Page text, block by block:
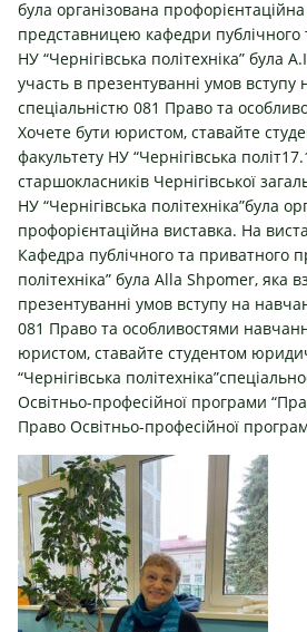
була організована
представницею кафедри публічного
НУ “Чернігівська політехніка” була
участь в презентуванні умов вступу
спеціальністю 081 Право та
Хочете бути юристом, ставайте
факультету НУ “Чернігівська
старшокласників Чернігівської
НУ “Чернігівська політехніка”була
профорієнтаційна виставка. На
Кафедра публічного та приватного
політехніка” була Alla Shpomer, яка
презентуванні умов вступу на
081 Право та особливостями
юристом, ставайте студентом
“Чернігівська
Освітньо-професійної програми
Право Освітньо-професійної